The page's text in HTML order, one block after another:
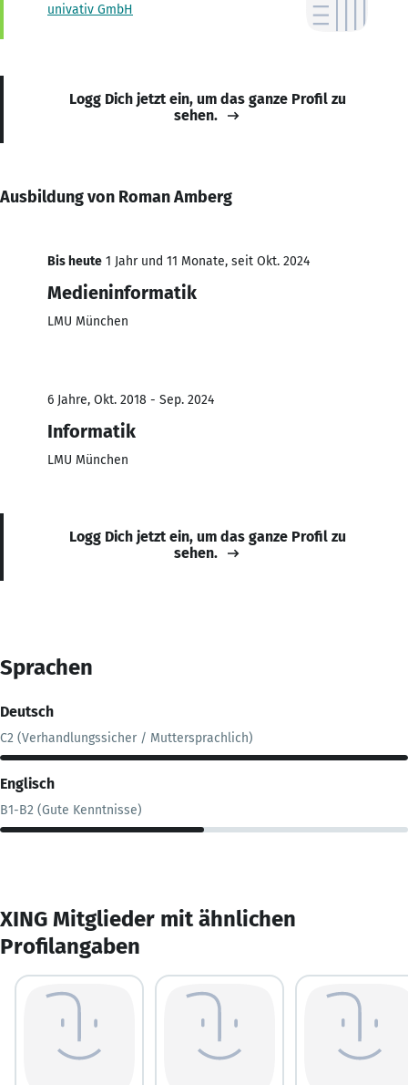
univativ GmbH
Logg Dich jetzt ein, um das ganze Profil zu
sehen.
Ausbildung von Roman Amberg
Bis heute 1 Jahr und 11 Monate, seit Okt. 2024
Medieninformatik
LMU München
6 Jahre, Okt. 2018 - Sep. 2024
Informatik
LMU München
Logg Dich jetzt ein, um das ganze Profil zu
sehen.
Sprachen
Deutsch
C2 (Verhandlungssicher / Muttersprachlich)
Englisch
B1-B2 (Gute Kenntnisse)
XING Mitglieder mit ähnlichen
Profilangaben